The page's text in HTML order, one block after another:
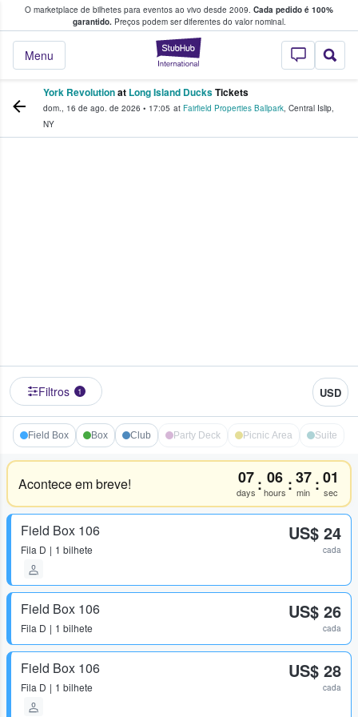
O marketplace de bilhetes para eventos ao vivo desde 2009. Cada pedido é 100%
garantido.Preços podem ser diferentes do valor nominal.
StubHub – onde
Menu
fãs compram e vendem bilhetes
York Revolutionat Long Island DucksTickets
dom., 16 de ago. de 2026 • 17:05 at Fairfield Properties Ballpark, Central Islip,
NY
Filtros 1 USD
Field Box Box Club Party Deck Picnic Area Suite
Acontece em breve! 07
days : 06
hours :37
min :01
sec
Field Box 106
Fila D 1 bilhete
US$ 24
cada
Field Box 106
Fila D 1 bilhete
US$ 26
cada
Field Box 106
Fila D 1 bilhete
US$ 28
cada